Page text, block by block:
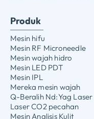
Produk
Mesin hifu
Mesin RF Microneedle
Mesin wajah hidro
Mesin LED PDT
Mesin IPL
Mereka mesin wajah
Q-Beralih Nd:Yag Laser
Laser CO2 pecahan
Mesin Analisis Kulit